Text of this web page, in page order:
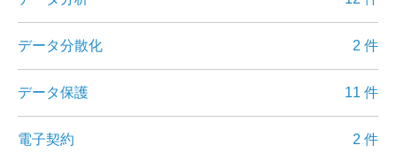
データ分散化 2 件
データ保護 11 件
電子契約 2 件